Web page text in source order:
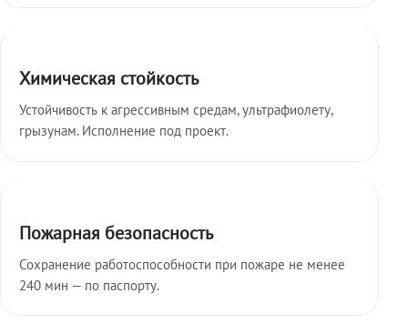
Химическая стойкость
Устойчивость к агрессивным средам, ультрафиолету,
грызунам. Исполнение под проект.
Пожарная безопасность
Сохранение работоспособности при пожаре не менее
240 мин — по паспорту.